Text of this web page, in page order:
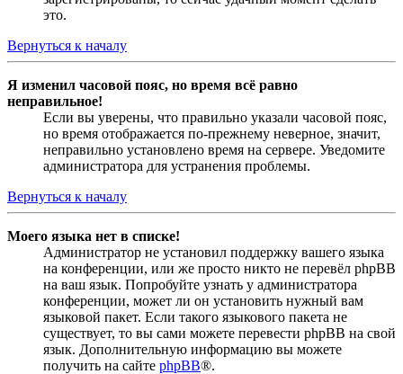
это.
Вернуться к началу
Я изменил часовой пояс, но время всё равно
неправильное!
Если вы уверены, что правильно указали часовой пояс,
но время отображается по-прежнему неверное, значит,
неправильно установлено время на сервере. Уведомите
администратора для устранения проблемы.
Вернуться к началу
Моего языка нет в списке!
Администратор не установил поддержку вашего языка
на конференции, или же просто никто не перевёл phpBB
на ваш язык. Попробуйте узнать у администратора
конференции, может ли он установить нужный вам
языковой пакет. Если такого языкового пакета не
существует, то вы сами можете перевести phpBB на свой
язык. Дополнительную информацию вы можете
получить на сайте phpBB®.